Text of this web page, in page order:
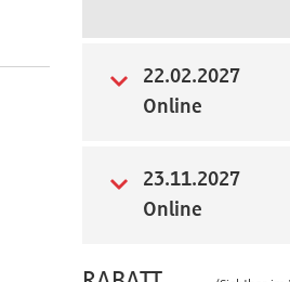
22.02.2027
Online
23.11.2027
Online